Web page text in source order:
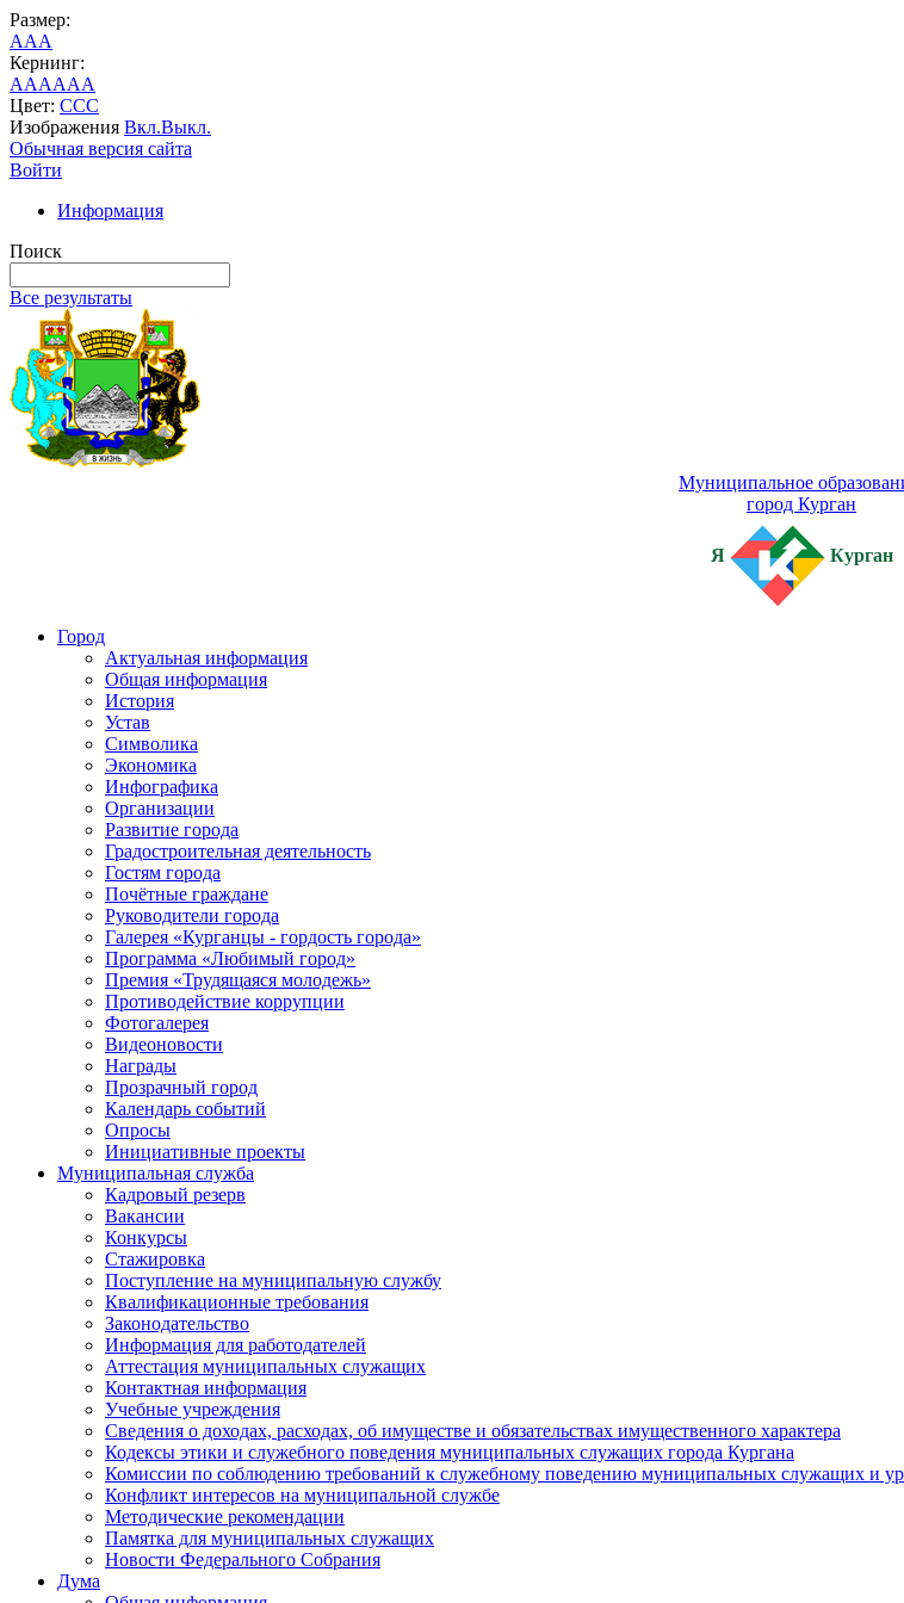
Размер:
AAA
Кернинг:
AAAAAA
Цвет: CCC
Изображения Вкл.Выкл.
Обычная версия сайта
Войти
Информация
Поиск
Все результаты
Муниципальное
город Курган
Я Курган
Город
Актуальная информация
Общая информация
История
Устав
Символика
Экономика
Инфографика
Организации
Развитие города
Градостроительная деятельность
Гостям города
Почётные граждане
Руководители города
Галерея «Курганцы - гордость города»
Программа «Любимый город»
Премия «Трудящаяся молодежь»
Противодействие коррупции
Фотогалерея
Видеоновости
Награды
Прозрачный город
Календарь событий
Опросы
Инициативные проекты
Муниципальная служба
Кадровый резерв
Вакансии
Конкурсы
Стажировка
Поступление на муниципальную службу
Квалификационные требования
Законодательство
Информация для работодателей
Аттестация муниципальных служащих
Контактная информация
Учебные учреждения
Сведения о доходах, расходах, об имуществе и обязательствах имущественного характера
Кодексы этики и служебного поведения муниципальных служащих города Кургана
Комиссии по соблюдению требований к служебному поведению муниципальных служащих и
Конфликт интересов на муниципальной службе
Методические рекомендации
Памятка для муниципальных служащих
Новости Федерального Cобрания
Дума